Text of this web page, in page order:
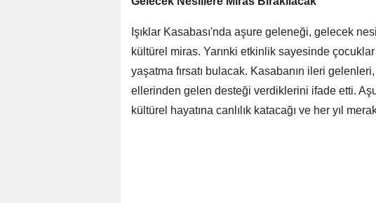
Işıklar Kasabası'nda aşure geleneği, gelecek
kültürel miras. Yarınki etkinlik sayesinde
yaşatma fırsatı bulacak. Kasabanın ileri
ellerinden gelen desteği verdiklerini ifade etti.
kültürel hayatına canlılık katacağı ve her yıl